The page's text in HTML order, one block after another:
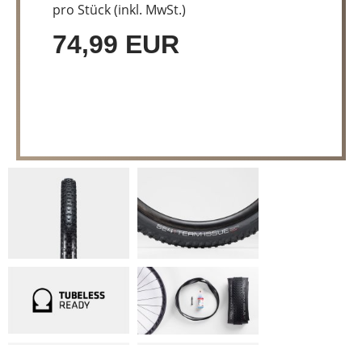
pro Stück (inkl. MwSt.)
74,99 EUR